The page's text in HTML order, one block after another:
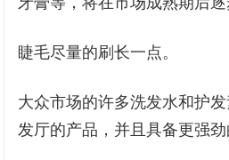
睫毛尽量的刷长一点。
大众市场的许多洗发水和护
发厅的产品，并且具备更强劲